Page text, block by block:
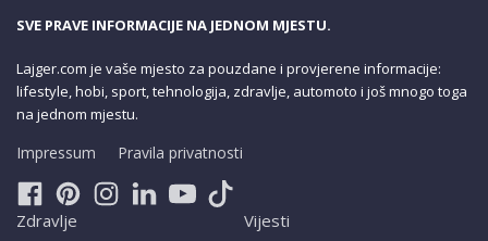
SVE PRAVE INFORMACIJE NA JEDNOM MJESTU.
Lajger.com je vaše mjesto za pouzdane i provjerene informacije:
lifestyle, hobi, sport, tehnologija, zdravlje, automoto i još mnogo toga
na jednom mjestu.
Impressum Pravila privatnosti
Zdravlje
Vijesti